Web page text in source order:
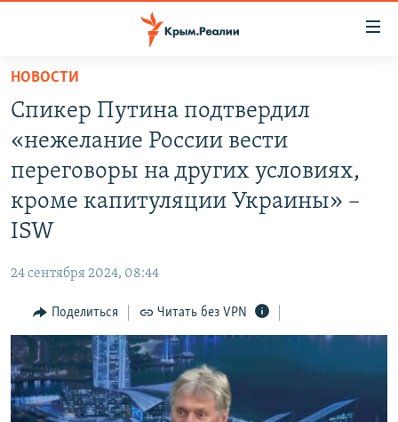
Вернуться
основному
содержанию
главной
навигации
СПЕЦПРОЕКТЫ
11 ЛЕТ ОККУПАЦИИ КРЫМА. 11 ИСТОРИЙ СОПРОТИВЛЕНИЯ
ЕЩЕ
ТЕЛЕПРОЕКТ КРЫМ.РЕАЛИИ
СОВЕТЫ ПРАВОЗАЩИТНИКОВ
ПРОПАВШИЕ БЕЗ ВЕСТИ
ПОБЕДИТЕЛЕЙ НЕ СУДЯТ?
КАК ОБОЙТИ БЛОКИРОВКУ
Українською
Qırımtatar
ПРИСОЕДИНЯЙТЕСЬ!
НОВОСТИ
Спикер Путина подтвердил
«нежелание России вести
переговоры на других условиях,
кроме капитуляции Украины» –
ISW
24 сентября 2024, 08:44
Поделиться Читать без VPN